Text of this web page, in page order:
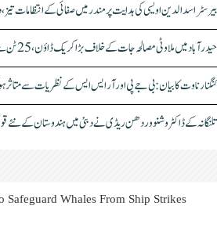
بیرسٹر اسدالدین اویسی کی ہدایت پر مندر میں صفائی کے انتظامات
حیدرآباد میں ملاوٹی مصالحہ جات کے خلاف بڑا کریک ڈاؤن، 25 ٹن سے زائد مصالحے ضبط، 3 گرفتار
کنگنا رناوت کا بیان: بی جے پی اور آر ایس ایس کے نظریات سے متاثر
تلنگانہ کے ڈاکٹر وشنو وردھن ریڈی نے دبئی میں ہندوستان کے نئے
Safeguard Whales From Ship Strikes